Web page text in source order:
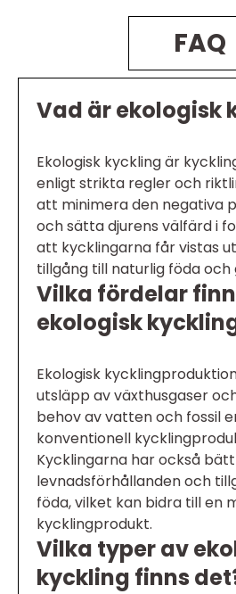
FAQ
Vad är ekologisk
Ekologisk kyckling är
enligt strikta regler och
att minimera den negativa
och sätta djurens välfärd i
att kycklingarna får vistas
tillgång till naturlig föda och
Vilka fördelar
ekologisk
Ekologisk
utsläpp av växthusgaser
behov av vatten och fossil
konventionell
Kycklingarna har också
levnadsförhållanden och
föda, vilket kan bidra till en
kycklingprodukt.
Vilka typer av
kyckling finns